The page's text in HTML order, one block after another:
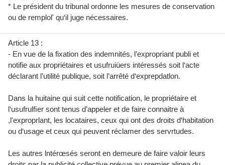
* Le président du tribunal ordonne les mesures de conservation
ou de remplol' qu‘il juge nécessaires.
Article 13 :
- En vue de la fixation des indemnités, l’expropriant publi et
notifie aux propriétaires et usufruiüers intéressés soit l‘acte
déclarant l’utilité publique, soit l’arrêté d‘exprepdatlon.
Dans la huitaine qui suit cette notification, le propriétaire et
l‘usufrulﬁer sont tenus d’appeler et de faire connaitre à
,l'exproprlant, les locataires, ceux qui ont des droits d‘habitation
ou d‘usage et ceux qui peuvent réclamer des servrtudes.
Les autres lntérœsés seront en demeure de faire valoir leurs